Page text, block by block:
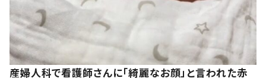
産婦人科で看護師さんに「綺麗なお顔」と言われた赤